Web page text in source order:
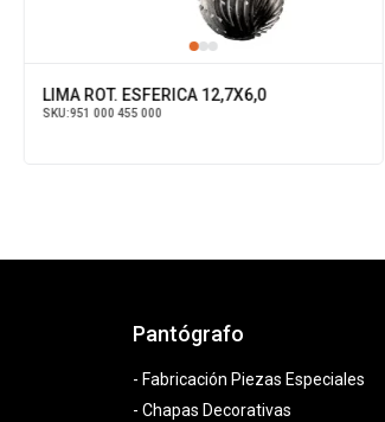
LIMA ROT. ESFERICA 12,7X6,0
SKU:951 000 455 000
Pantógrafo
- Fabricación Piezas Especiales
- Chapas Decorativas